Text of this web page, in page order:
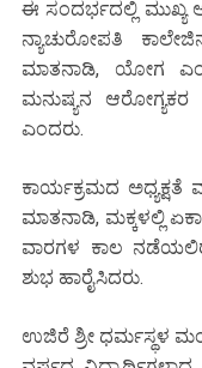
ಈ ಸಂದರ್ಭದಲ್ಲಿ
ನ್ಯಾಚುರೋಪತಿ
ಮಾತನಾಡಿ, ಯೋಗ
ಮನುಷ್ಯನ
ಎಂದರು.
ಕಾರ್ಯಕ್ರಮದ ಅಧ್ಯಕ್ಷತೆ
ಮಾತನಾಡಿ, ಮಕ್ಕಳಲ್ಲಿ
ವಾರಗಳ ಕಾಲ
ಶುಭ ಹಾರೈಸಿದರು.
ಉಜಿರೆ ಶ್ರೀ ಧರ್ಮಸ್ಥಳ